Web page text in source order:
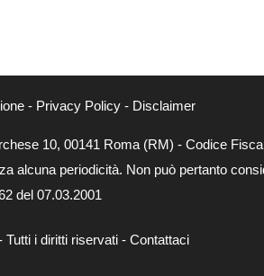
- Privacy Policy- Disclaimer
10, 00141 Roma (RM) - Codice
alcuna periodicità. Non può pertanto
del 07.03.2001
i diritti riservati - Contattaci